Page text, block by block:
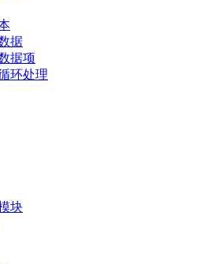
据
据项
环处理
块